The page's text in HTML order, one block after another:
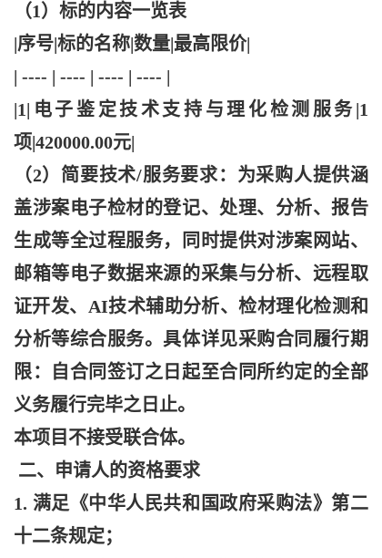
（1）标的内容一览表
|序号|标的名称|数量|最高限价|
| ---- | ---- | ---- | ---- |
|1|电子鉴定技术支持与理化检测服务|1
项|420000.00元|
（2）简要技术/服务要求：为采购人提供涵
盖涉案电子检材的登记、处理、分析、报告
生成等全过程服务，同时提供对涉案网站、
邮箱等电子数据来源的采集与分析、远程取
证开发、AI技术辅助分析、检材理化检测和
分析等综合服务。具体详见采购合同履行期
限：自合同签订之日起至合同所约定的全部
义务履行完毕之日止。
本项目不接受联合体。
二、申请人的资格要求
1. 满足《中华人民共和国政府采购法》第二
十二条规定；